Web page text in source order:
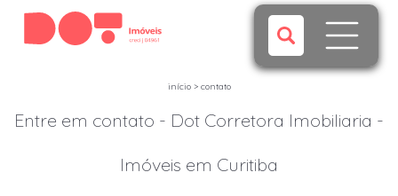
início> contato
Entre em contato - Dot Corretora Imobiliaria -
Imóveis em Curitiba